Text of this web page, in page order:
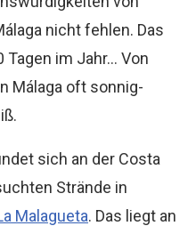
nicht fehlen. Das
Tagen im Jahr… Von
Málaga oft sonnig-
sich an der Costa
Strände in
Malagueta. Das liegt an